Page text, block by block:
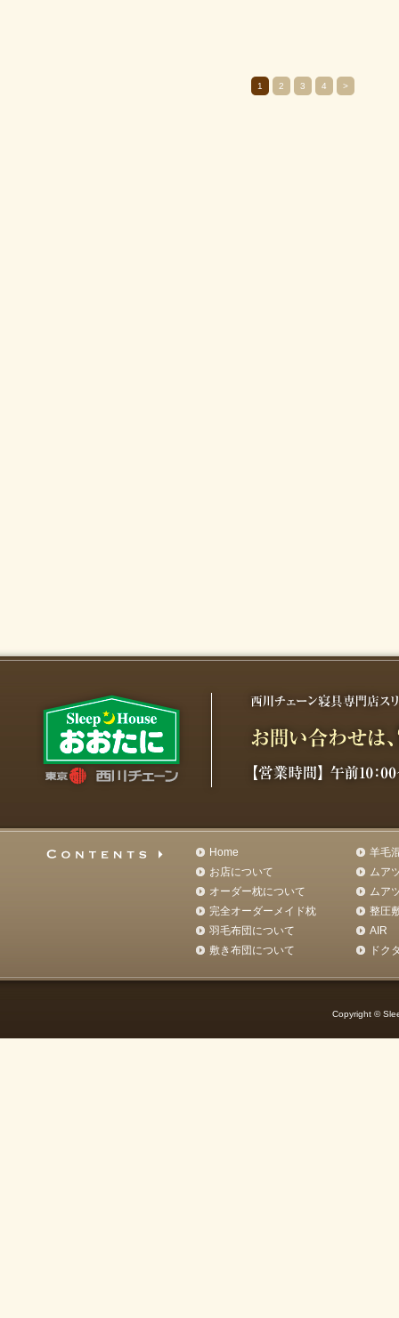
1 2 3 4 >
Home
お店について
オーダー枕について
完全オーダーメイド枕
羽毛布団について
敷き布団について
羊毛
ムア
ムア
整圧
AIR
ドク
Copyright ©